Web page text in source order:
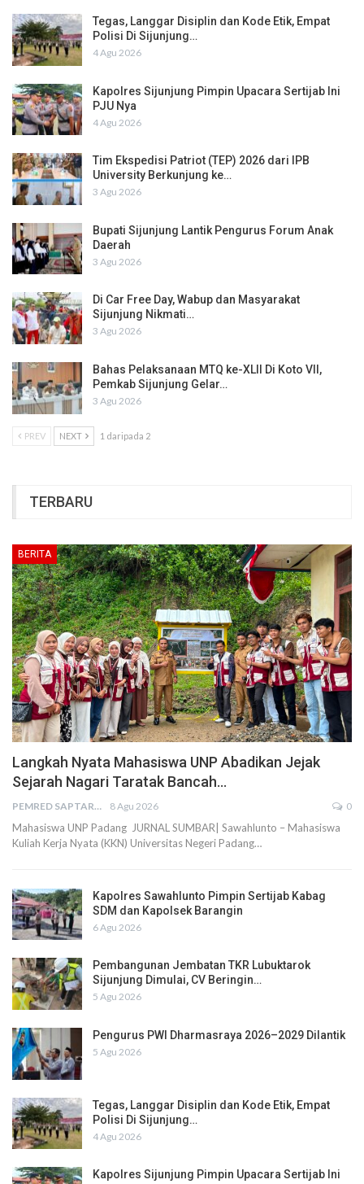
Tegas, Langgar Disiplin dan Kode Etik, Empat
Polisi Di Sijunjung…
4 Agu 2026
Kapolres Sijunjung Pimpin Upacara Sertijab Ini
PJU Nya
4 Agu 2026
Tim Ekspedisi Patriot (TEP) 2026 dari IPB
University Berkunjung ke…
3 Agu 2026
Bupati Sijunjung Lantik Pengurus Forum Anak
Daerah
3 Agu 2026
Di Car Free Day, Wabup dan Masyarakat
Sijunjung Nikmati…
3 Agu 2026
Bahas Pelaksanaan MTQ ke-XLII Di Koto VII,
Pemkab Sijunjung Gelar…
3 Agu 2026
PREV NEXT 1 daripada 2
TERBARU
BERITA
Langkah Nyata Mahasiswa UNP Abadikan Jejak
Sejarah Nagari Taratak Bancah…
PEMRED SAPTARIUS 8 Agu 2026 0
Mahasiswa UNP Padang JURNAL SUMBAR| Sawahlunto – Mahasiswa
Kuliah Kerja Nyata (KKN) Universitas Negeri Padang…
Kapolres Sawahlunto Pimpin Sertijab Kabag
SDM dan Kapolsek Barangin
6 Agu 2026
Pembangunan Jembatan TKR Lubuktarok
Sijunjung Dimulai, CV Beringin…
5 Agu 2026
Pengurus PWI Dharmasraya 2026–2029 Dilantik
5 Agu 2026
Tegas, Langgar Disiplin dan Kode Etik, Empat
Polisi Di Sijunjung…
4 Agu 2026
Kapolres Sijunjung Pimpin Upacara Sertijab Ini